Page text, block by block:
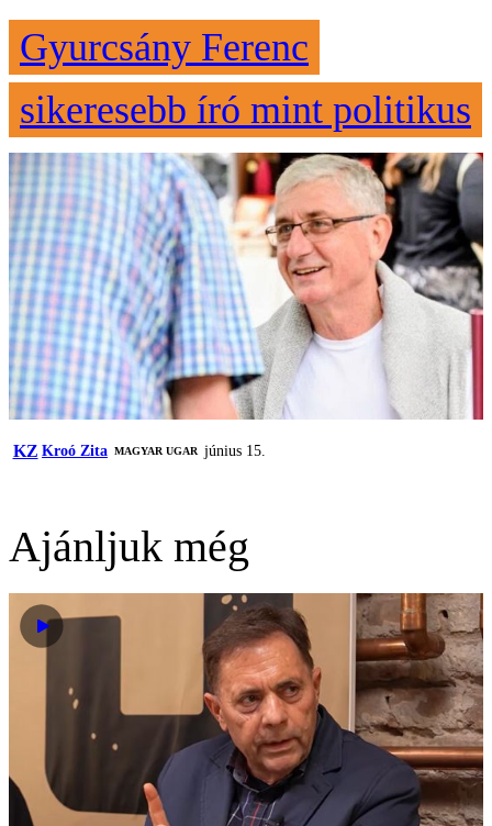
Gyurcsány Ferenc
sikeresebb író mint politikus
KZ Kroó Zita MAGYAR UGAR június 15.
Ajánljuk még